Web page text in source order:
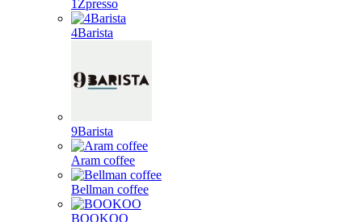
1Zpresso
4Barista
9Barista
Aram coffee
Bellman coffee
BOOKOO